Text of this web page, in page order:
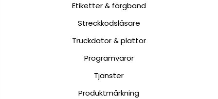
Etiketter & färgband
Streckkodsläsare
Truckdator & plattor
Programvaror
Tjänster
Produktmärkning